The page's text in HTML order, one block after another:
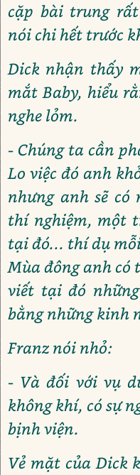
cặp bài trung
nói chi hết trước
Dick nhận thấy
mắt Baby, hiểu
nghe lỏm.
- Chúng ta cần
Lo việc đó anh
nhưng anh sẽ
thí nghiệm, một
tại đó... thí dụ
Mùa đông anh có
viết tại đó
bằng những kinh
Franz nói nhỏ:
- Và đối với vụ
không khí, có sự
bịnh viện.
Vẻ mặt của Dick